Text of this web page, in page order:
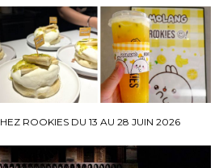
ROOKIES DU 13 AU 28 JUIN 2026